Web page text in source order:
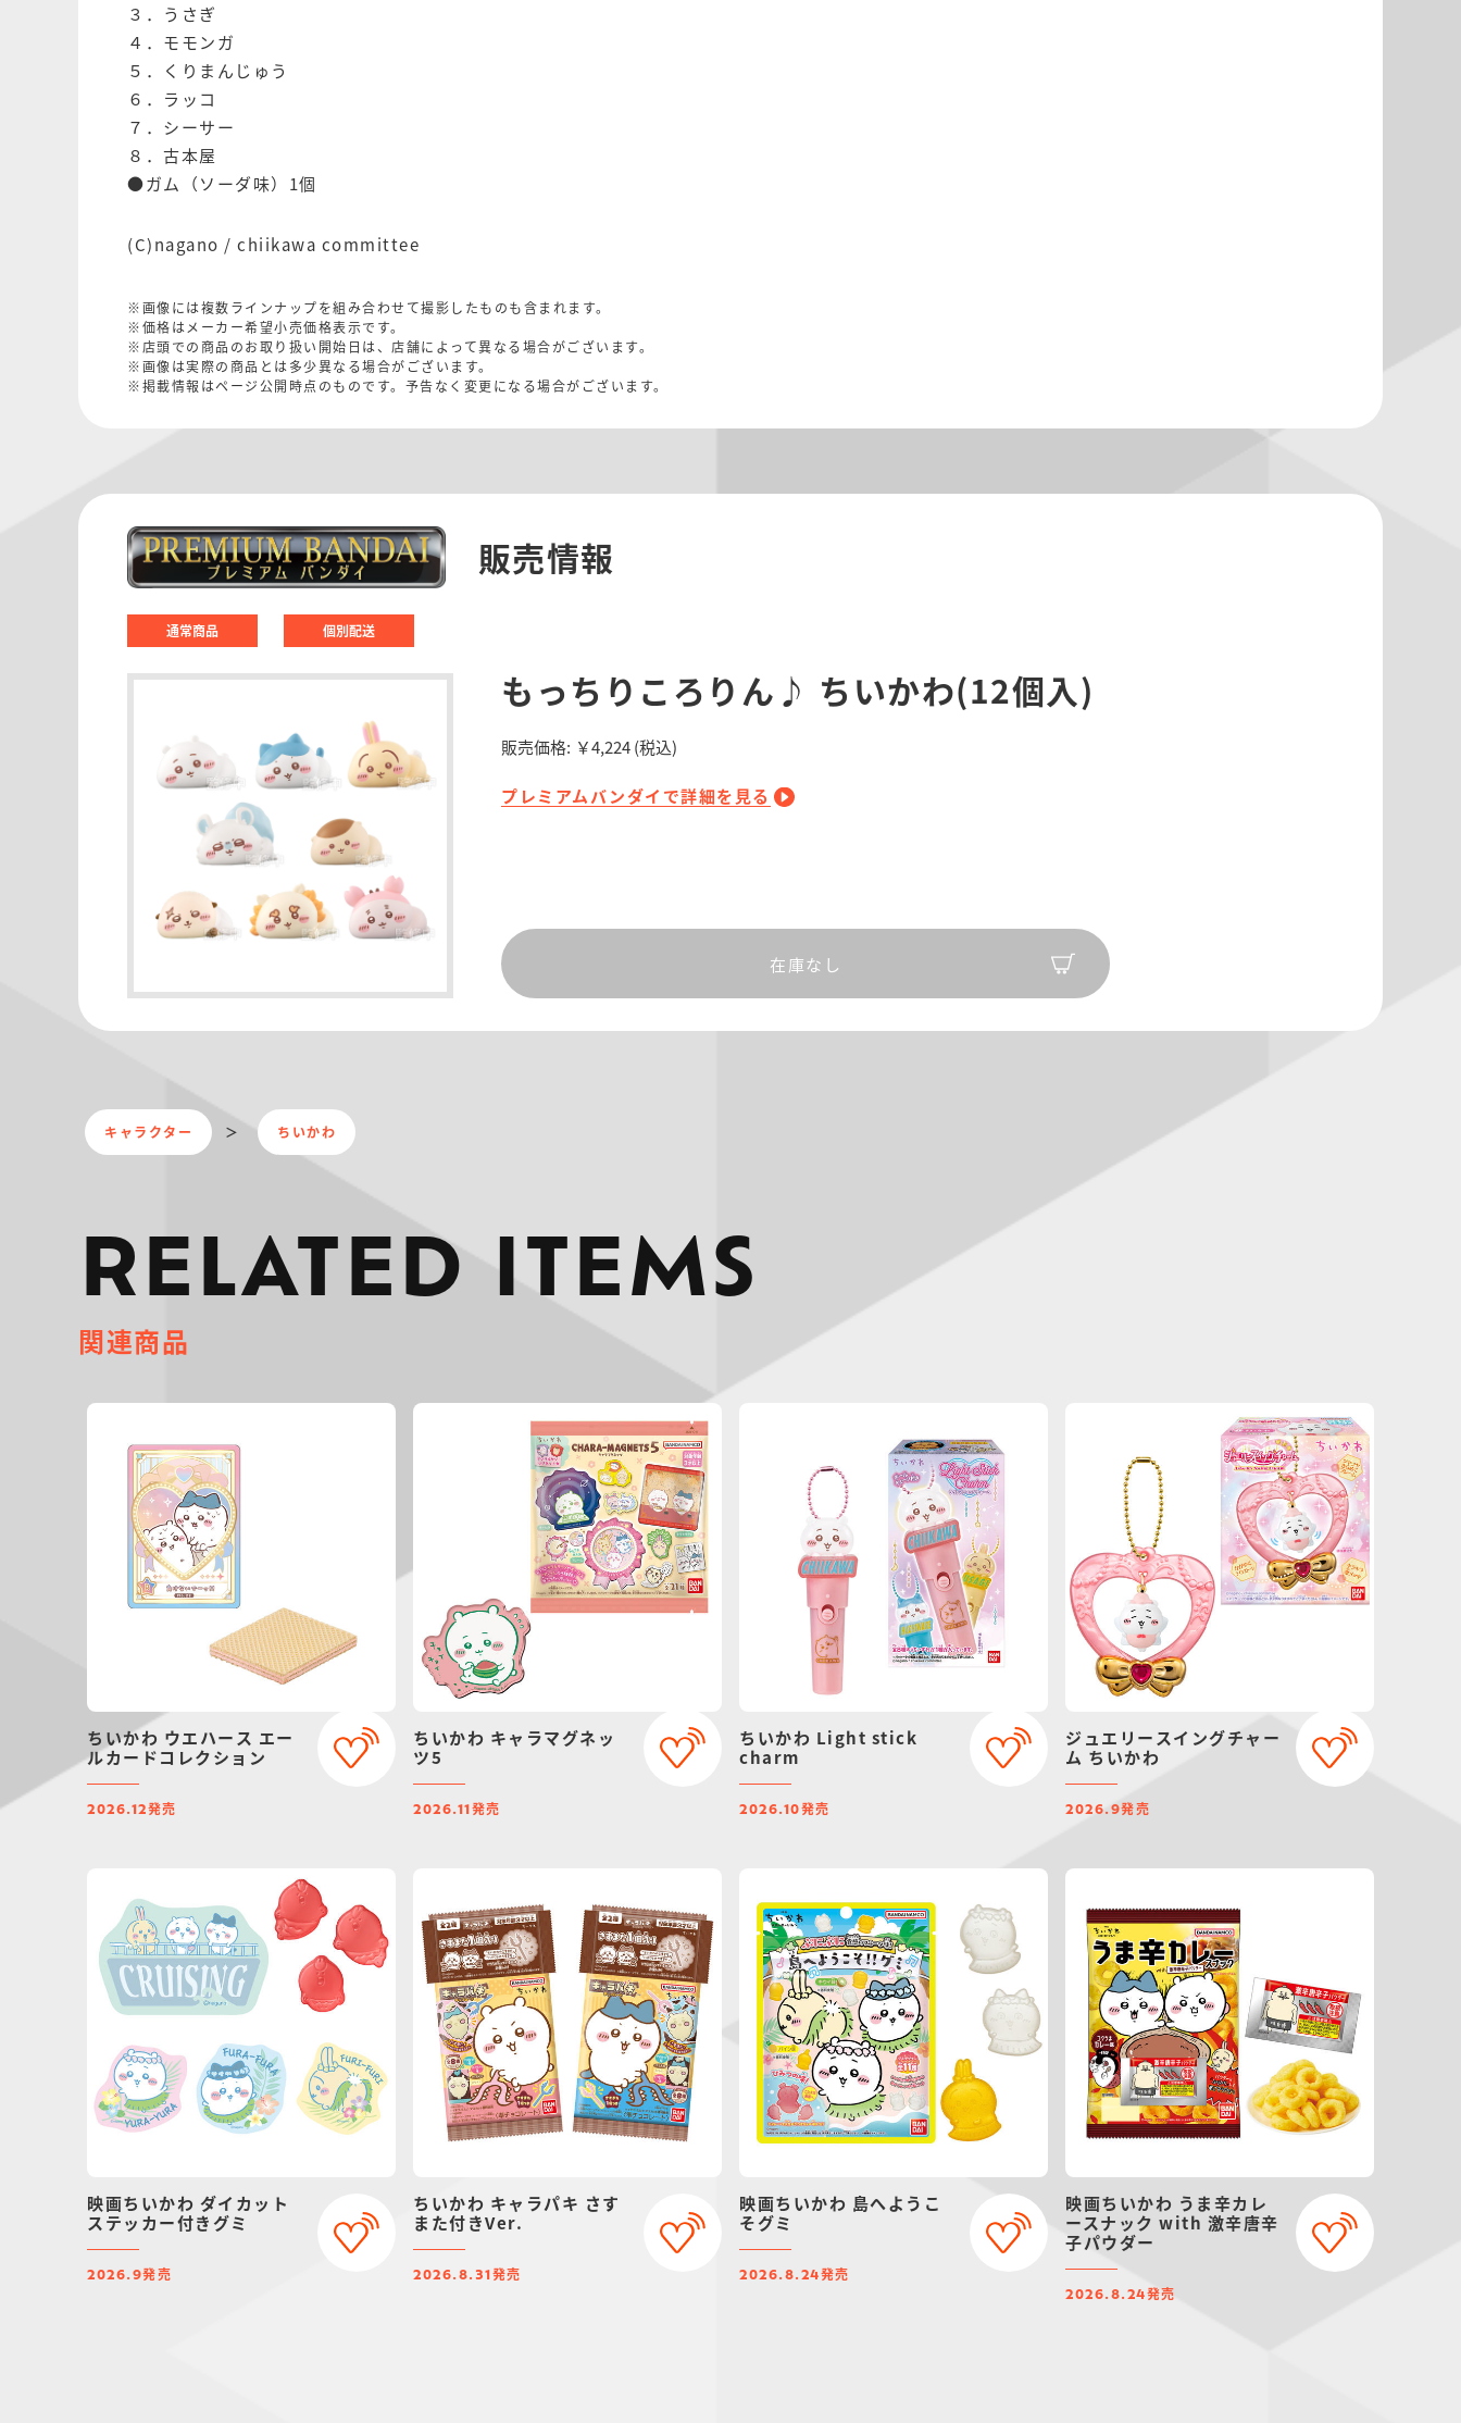
３．うさぎ
４．モモンガ
５．くりまんじゅう
６．ラッコ
７．シーサー
８．古本屋
●ガム（ソーダ味）1個
(C)nagano / chiikawa committee
※画像には複数ラインナップを組み合わせて撮影したものも含まれます。
※価格はメーカー希望小売価格表示です。
※店頭での商品のお取り扱い開始日は、店舗によって異なる場合がございます。
※画像は実際の商品とは多少異なる場合がございます。
※掲載情報はページ公開時点のものです。予告なく変更になる場合がございます。
販売情報
通常商品 個別配送
もっちりころりん♪ ちいかわ(12個入)
販売価格: ￥4,224(税込)
プレミアムバンダイで詳細を見る
在庫なし
キャラクター ちいかわ
RELATED ITEMS
関連商品
ちいかわ ウエハース エー
ルカードコレクション
2026.12発売
ちいかわ キャラマグネッ
ツ5
2026.11 発売
ちいかわ Light stick
charm
2026.10発売
ジュエリースイングチャー
ム ちいかわ
2026.9発売
映画ちいかわ ダイカット
ステッカー付きグミ
2026.9発売
ちいかわ キャラパキ さす
また付きVer.
2026.8.31 発売
映画ちいかわ 島へようこ
そグミ
2026.8.24発売
映画ちいかわ うま辛カレ
ースナック with 激辛唐辛
子パウダー
2026.8.24発売